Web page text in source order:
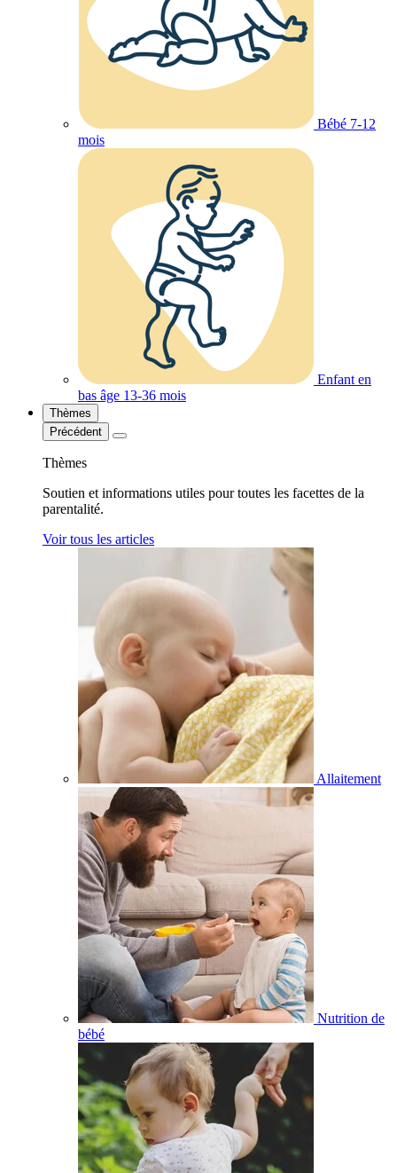
Bébé 7-12
mois
Enfant en
bas âge 13-36 mois
Thèmes
Précédent
Thèmes
Soutien et informations utiles pour toutes les facettes de la
parentalité.
Voir tous les articles
Allaitement
Nutrition de
bébé